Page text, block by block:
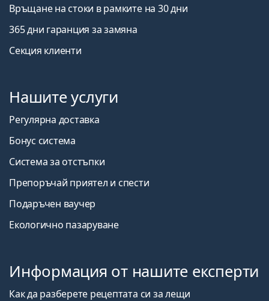
Връщане на стоки в рамките на 30 дни
365 дни гаранция за замяна
Секция клиенти
Нашите услуги
Регулярна доставка
Бонус система
Система за отстъпки
Препоръчай приятел и спести
Подаръчен ваучер
Екологично пазаруване
Информация от нашите експерти
Как да разберете рецептата си за лещи